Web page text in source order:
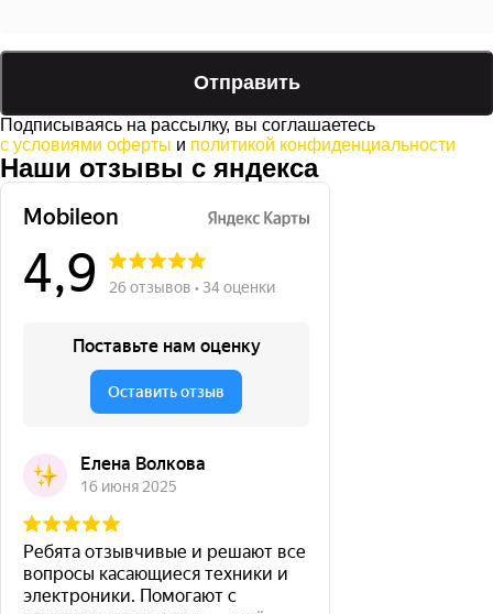
Подписываясь на рассылку, вы соглашаетесь
с условиями оферты и политикой конфиденциальности
Наши отзывы с яндекса